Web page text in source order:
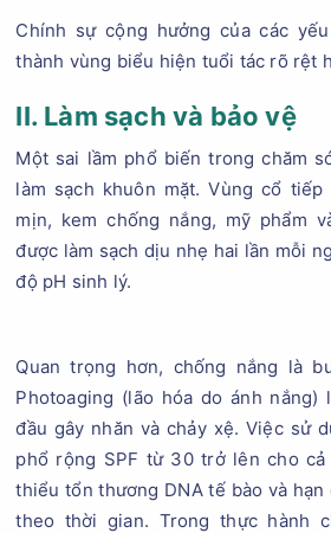
Chính sự cộng hưởng của các
thành vùng biểu hiện tuổi tác rõ rệt
II. Làm sạch và bảo vệ
Một sai lầm phổ biến trong chăm
làm sạch khuôn mặt. Vùng cổ
mịn, kem chống nắng, mỹ phẩm
được làm sạch dịu nhẹ hai lần mỗi
độ pH sinh lý.
Quan trọng hơn, chống nắng là
Photoaging (lão hóa do ánh nắng)
đầu gây nhăn và chảy xệ. Việc sử
phổ rộng SPF từ 30 trở lên cho cả
thiểu tổn thương DNA tế bào và
theo thời gian. Trong thực hành